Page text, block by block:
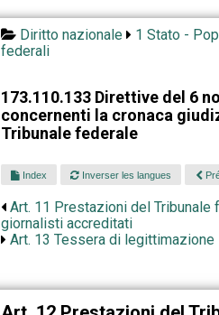
Diritto nazionale 1 Stato -
federali
173.110.133 Direttive del 6
concernenti la cronaca
Tribunale federale
Index Inverser les langues
Art. 11 Prestazioni del Tribunale
giornalisti accreditati
Art. 13 Tessera di legittimazione